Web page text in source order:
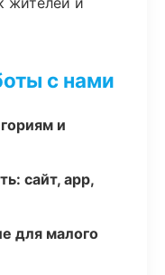
с нами
и
сайт, app,
для малого